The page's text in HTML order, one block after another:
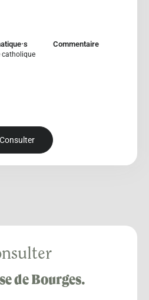
catholique
Commentaire
Consulter
de Bourges.